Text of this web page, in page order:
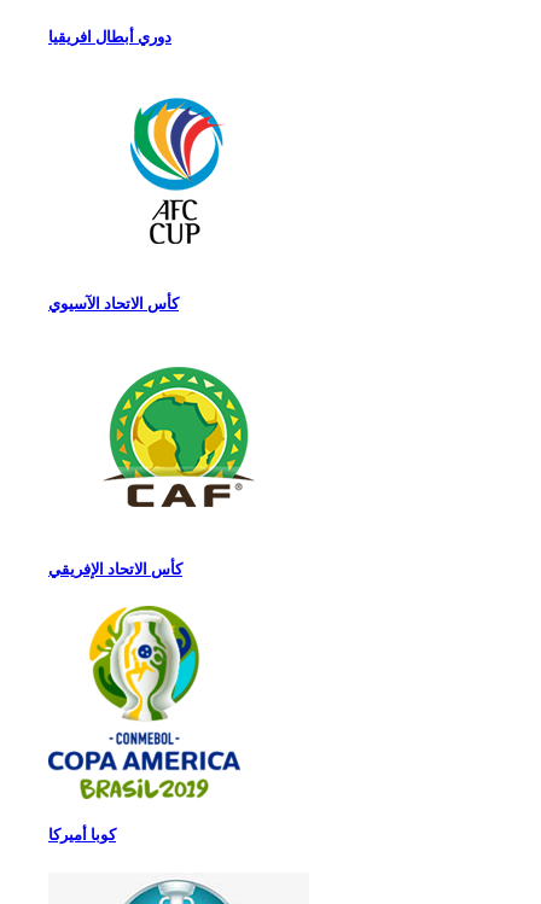
دوري أبطال افريقيا
كأس الاتحاد الآسيوي
كأس الاتحاد الإفريقي
كوبا أميركا